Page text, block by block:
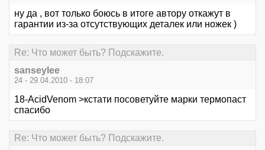
ну да , вот только боюсь в итоге автору откажут в
гарантии из-за отсутствующих деталек или ножек )
Re: Что может быть? Подскажите.
sanseylee
24 - 29.04.2010 - 18:07
18-AcidVenom >кстати посоветуйте марки термопаст
спасибо
Re: Что может быть? Подскажите.